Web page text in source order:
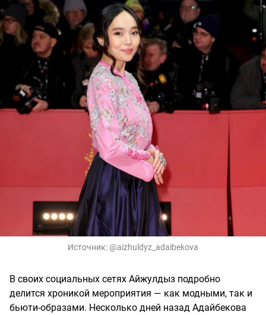
Источник: @aizhuldyz_adaibekova
В своих социальных сетях Айжулдыз подробно
делится хроникой мероприятия — как модными, так и
бьюти-образами. Несколько дней назад Адайбекова